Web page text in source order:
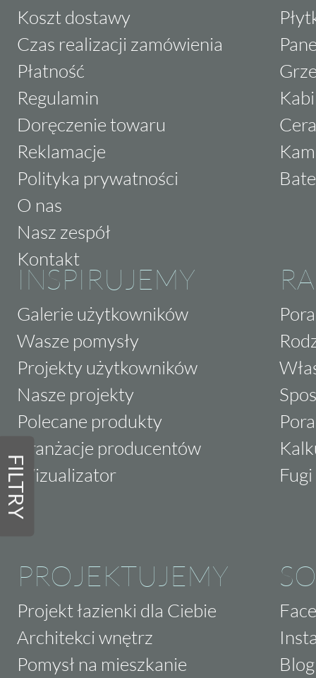
FILTRY
Koszt dostawy
Czas realizacji zamówienia
Płatność
Regulamin
Doręczenie towaru
Reklamacje
Polityka prywatności
O nas
Nasz zespół
Kontakt
INSPIRUJEMY
Galerie użytkowników
Wasze pomysły
Projekty użytkowników
Nasze projekty
Polecane produkty
Aranżacje producentów
Wizualizator
PROJEKTUJEMY
Projekt łazienki dla Ciebie
Architekci wnętrz
Pomysł na mieszkanie
Blog